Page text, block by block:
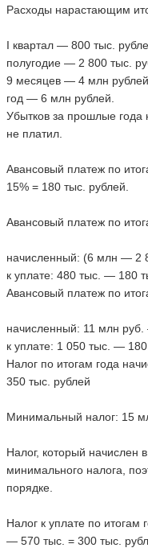
Расходы нарастающим
I квартал — 800 тыс.
полугодие — 2 800 тыс.
9 месяцев — 4 млн
год — 6 млн рублей.
Убытков за прошлые
не платил.
Авансовый платеж по
15% = 180 тыс. рублей.
Авансовый платеж по
начисленный: (6 млн — 2
к уплате: 480 тыс. — 180
Авансовый платеж по
начисленный: 11 млн
к уплате: 1 050 тыс. —
Налог по итогам года
350 тыс. рублей
Минимальный налог: 15
Налог, который
минимального налога,
порядке.
Налог к уплате по
— 570 тыс. = 300 тыс.